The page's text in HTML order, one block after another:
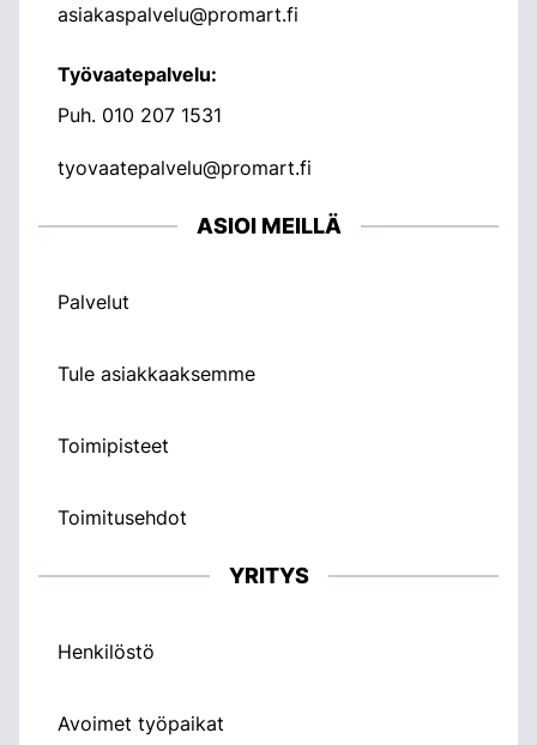
asiakaspalvelu@promart.fi
Työvaatepalvelu:
Puh. 010 207 1531
tyovaatepalvelu@promart.fi
ASIOI MEILLÄ
Palvelut
Tule asiakkaaksemme
Toimipisteet
Toimitusehdot
YRITYS
Henkilöstö
Avoimet työpaikat